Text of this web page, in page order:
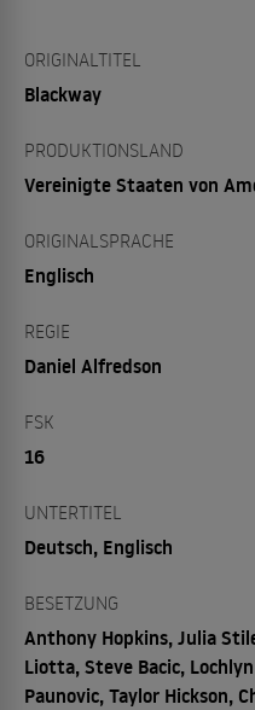
ORIGINALTITEL
Blackway
PRODUKTIONSLAND
Vereinigte Staaten von
ORIGINALSPRACHE
Englisch
REGIE
Daniel Alfredson
FSK
16
UNTERTITEL
Deutsch, Englisch
BESETZUNG
Anthony Hopkins, Julia
Liotta, Steve Bacic,
Paunovic, Taylor Hickson,